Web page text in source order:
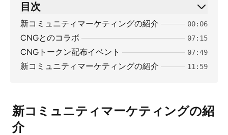
目次
新コミュニティマーケティングの紹介 00:06
CNGとのコラボ 07:15
CNGトークン配布イベント 07:49
新コミュニティマーケティングの紹介 11:59
新コミュニティマーケティングの紹
介